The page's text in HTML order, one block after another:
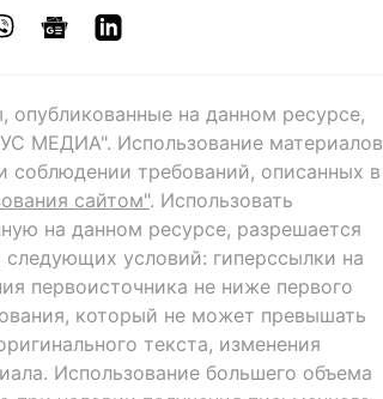
опубликованные на данном ресурсе,
МЕДИА". Использование материалов
соблюдении требований, описанных в
сайтом". Использовать
на данном ресурсе, разрешается
условий: гиперссылки на
первоисточника не ниже первого
который не может превышать
текста, изменения
Использование большего объема